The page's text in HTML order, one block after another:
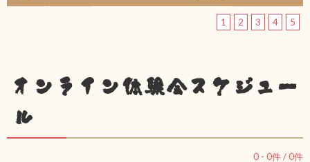
1 2 3 4 5
オンライン体験会スケジュー
ル
0 - 0件 /0件